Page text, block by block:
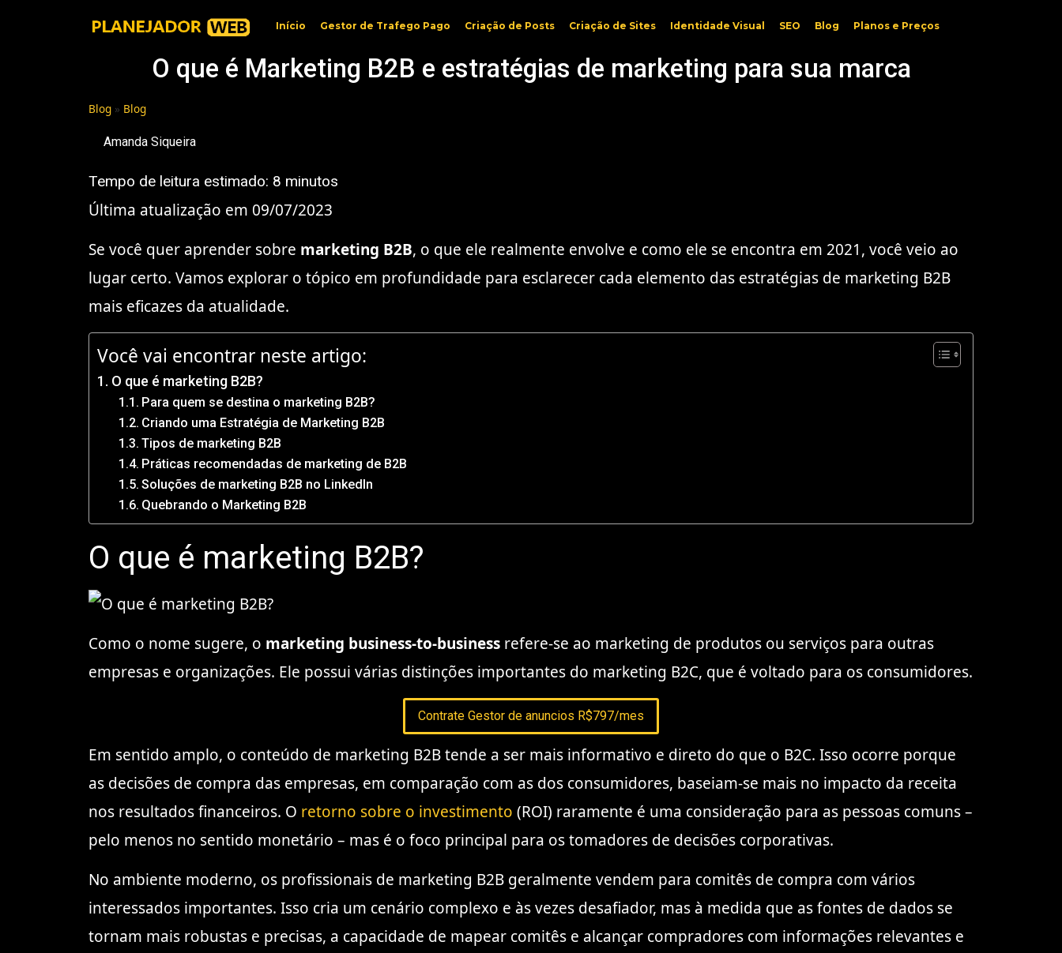
Início Gestor de Trafego Pago Criação de Posts Criação de Sites Identidade Visual SEO Blog Planos e Preços
O que é Marketing B2B e estratégias de marketing para sua marca
Blog » Blog
Amanda Siqueira
Tempo de leitura estimado: 8 minutos
Última atualização em 09/07/2023
Se você quer aprender sobre marketing B2B, o que ele realmente envolve e como ele se encontra em 2021, você veio ao
lugar certo. Vamos explorar o tópico em profundidade para esclarecer cada elemento das estratégias de marketing B2B
mais eficazes da atualidade.
Você vai encontrar neste artigo:
O que é marketing B2B?
Para quem se destina o marketing B2B?
Criando uma Estratégia de Marketing B2B
Tipos de marketing B2B
Práticas recomendadas de marketing de B2B
Soluções de marketing B2B no LinkedIn
Quebrando o Marketing B2B
O que é marketing B2B?
Como o nome sugere, o marketing business-to-business refere-se ao marketing de produtos ou serviços para outras
empresas e organizações. Ele possui várias distinções importantes do marketing B2C, que é voltado para os consumidores.
Contrate Gestor de anuncios R$797/mes
Em sentido amplo, o conteúdo de marketing B2B tende a ser mais informativo e direto do que o B2C. Isso ocorre porque
as decisões de compra das empresas, em comparação com as dos consumidores, baseiam-se mais no impacto da receita
nos resultados financeiros. O retorno sobre o investimento (ROI) raramente é uma consideração para as pessoas comuns –
pelo menos no sentido monetário – mas é o foco principal para os tomadores de decisões corporativas.
No ambiente moderno, os profissionais de marketing B2B geralmente vendem para comitês de compra com vários
interessados ​​importantes. Isso cria um cenário complexo e às vezes desafiador, mas à medida que as fontes de dados se
tornam mais robustas e precisas, a capacidade de mapear comitês e alcançar compradores com informações relevantes e